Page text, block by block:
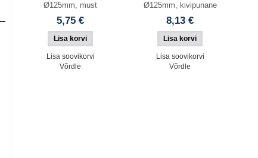
Ø125mm, must
5,75 €
Lisa soovikorvi
Võrdle
Ø125mm, kivipunane
8,13 €
Lisa soovikorvi
Võrdle